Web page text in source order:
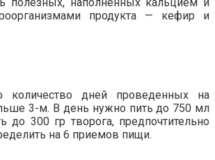
продукта — кефир и
количество дней проведенных на
3-м. В день нужно пить до 750 мл
до 300 гр творога, предпочтительно
на 6 приемов пищи.